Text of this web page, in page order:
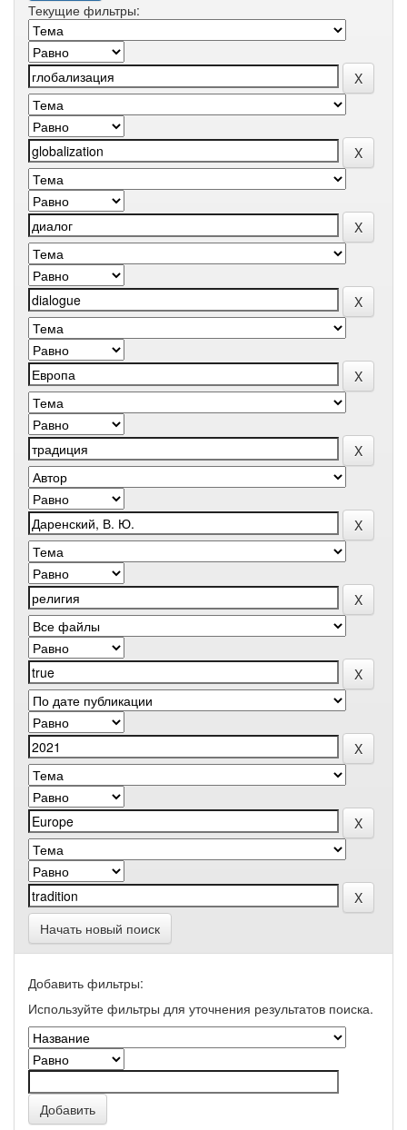
Текущие фильтры:
Начать новый поиск
Добавить фильтры:
Используйте фильтры для уточнения результатов поиска.